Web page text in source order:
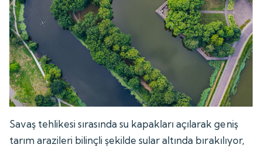
Savaş tehlikesi sırasında su kapakları açılarak geniş
tarım arazileri bilinçli şekilde sular altında bırakılıyor,